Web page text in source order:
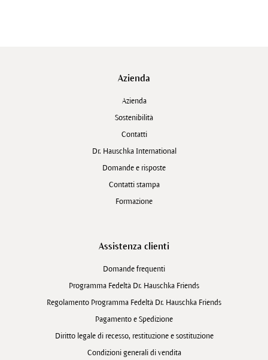
Azienda
Azienda
Sostenibilità
Contatti
Dr. Hauschka International
Domande e risposte
Contatti stampa
Formazione
Assistenza clienti
Domande frequenti
Programma Fedeltà Dr. Hauschka Friends
Regolamento Programma Fedeltà Dr. Hauschka Friends
Pagamento e Spedizione
Diritto legale di recesso, restituzione e sostituzione
Condizioni generali di vendita